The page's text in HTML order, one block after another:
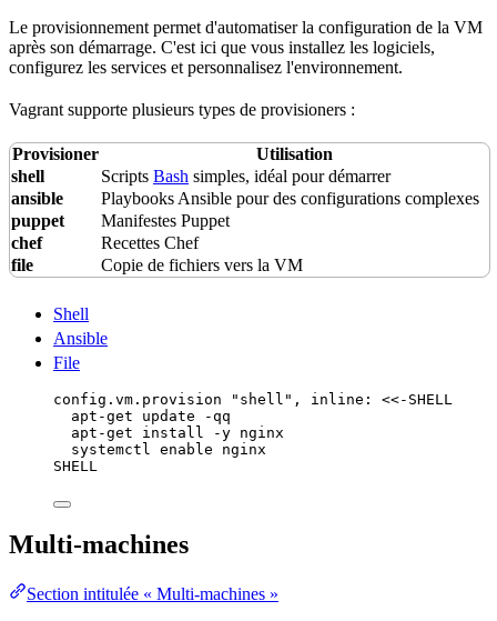
Le provisionnement permet d'automatiser la configuration de la VM
après son démarrage. C'est ici que vous installez les logiciels,
configurez les services et personnalisez l'environnement.
Vagrant supporte plusieurs types de provisioners :
Provisioner
Utilisation
shell
Scripts Bash simples, idéal pour démarrer
ansible
Playbooks Ansible pour des configurations complexes
puppet
Manifestes Puppet
chef
Recettes Chef
file
Copie de fichiers vers la VM
Shell
Ansible
File
config. vm . provision " shell " , inline :
<<-SHELL
apt-get
update
-qq
apt-get
install -y nginx
systemctl
enable
nginx
SHELL
Multi-machines
Section intitulée « Multi-machines »